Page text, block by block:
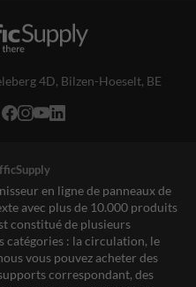
4D, Bilzen-Hoeselt, BE
en ligne de panneaux de
avec plus de 10.000 produits
constitué de plusieurs
catégories : la circulation, le
vous pouvez acheter des
correspondant, des